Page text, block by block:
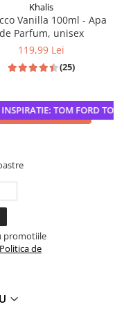
TOM FORD
Khalis
Vanilla 100ml - Apa
de Parfum, unisex
119,99 Lei
(25)
ADAUGA IN COS
promotiile
Politica de